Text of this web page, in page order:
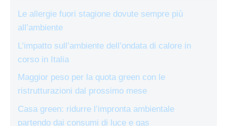
Le allergie fuori stagione dovute sempre più
all’ambiente
L’impatto sull’ambiente dell’ondata di calore in
corso in Italia
Maggior peso per la quota green con le
ristrutturazioni dal prossimo mese
Casa green: ridurre l’impronta ambientale
partendo dai consumi di luce e gas